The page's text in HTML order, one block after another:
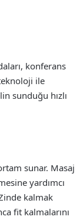
konferans
ile
sunduğu hızlı
sunar. Masaj
yardımcı
kalmak
fit kalmalarını